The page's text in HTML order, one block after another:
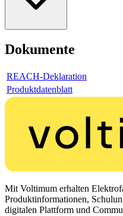
Dokumente
REACH-Deklaration
Produktdatenblatt
Mit Voltimum erhalten
Produktinformationen,
digitalen Plattform und